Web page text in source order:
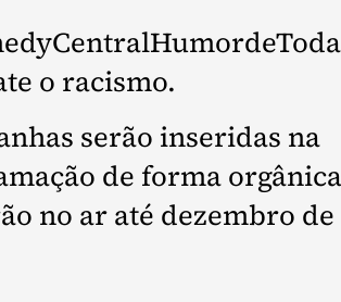
o racismo.
serão inseridas na
de forma orgânica
no ar até dezembro de